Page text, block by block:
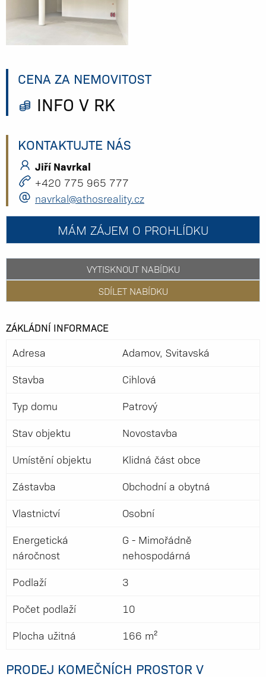
PRODEJ KOMEČNÍCH PROSTOR V
CENA ZA NEMOVITOST
INFO V RK
KONTAKTUJTE NÁS
Jiří Navrkal
+420 775 965 777
navrkal@athosreality.cz
MÁM ZÁJEM O PROHLÍDKU
VYTISKNOUT NABÍDKU
SDÍLET NABÍDKU
ZÁKLÁDNÍ INFORMACE
Adresa
Adamov, Svitavská
Stavba
Cihlová
Typ domu
Patrový
Stav objektu
Novostavba
Umístění objektu
Klidná část obce
Zástavba
Obchodní a obytná
Vlastnictví
Osobní
Energetická
náročnost
G - Mimořádně
nehospodárná
Podlaží
3
Počet podlaží
10
Plocha užitná
166 m²